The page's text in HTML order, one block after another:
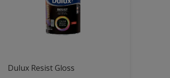
Dulux Resist Gloss